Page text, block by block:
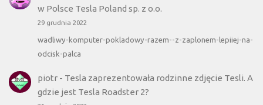
w Polsce Tesla Poland sp. z o.o.
29 grudnia 2022
wadliwy-komputer-pokladowy-razem--z-zaplonem-lepiiej-na-
odcisk-palca
piotr- Tesla zaprezentowała rodzinne zdjęcie Tesli. A
gdzie jest Tesla Roadster 2?